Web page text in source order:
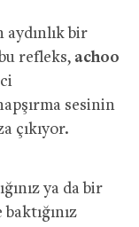
bir
refleks, achoo
sesinin
çıkıyor.
ya da bir